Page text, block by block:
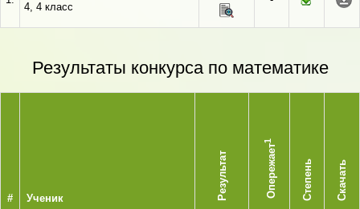
4, 4 класс
Результаты конкурса по математике
# Ученик Результат Опережает
1
Степень Скачать